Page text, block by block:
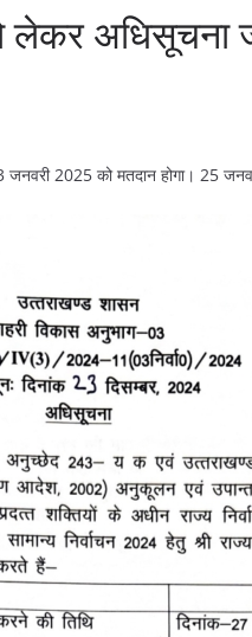
लेकर अधिसूचना
2025 को मतदान होगा। 25